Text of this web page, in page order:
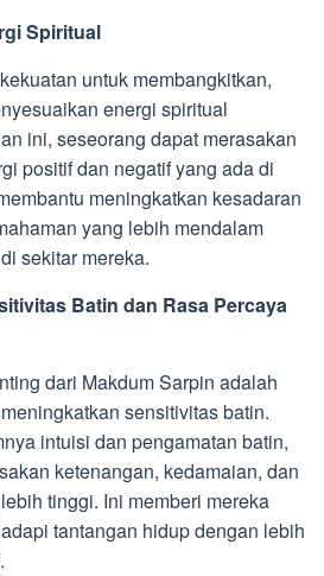
Spiritual
untuk membangkitkan,
energi spiritual
ini, seseorang dapat merasakan
positif dan negatif yang ada di
meningkatkan kesadaran
yang lebih mendalam
sekitar mereka.
Batin dan Rasa Percaya
dari Makdum Sarpin adalah
sensitivitas batin.
intuisi dan pengamatan batin,
ketenangan, kedamaian, dan
tinggi. Ini memberi mereka
tantangan hidup dengan lebih